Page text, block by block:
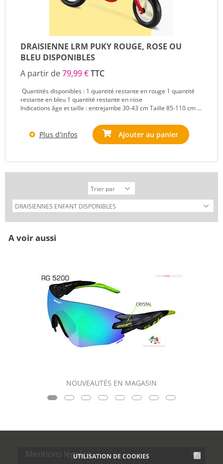
UTILISATION DE COOKIES
DRAISIENNE LRM PUKY ROUGE, ROSE OU
BLEU DISPONIBLES
A partir de79,99 €TTC
Quantités disponibles : 1 quantité restante en rouge 1 quantité
restante en bleu 1 quantité restante en rose
Indications âge et taille : entrejambe 30-43 cm Taille 85-110 cm ...
Plus d'infos Ajouter au panier
A voir aussi
NOUVEAUTÉS EN MAGASIN
Mentions légales